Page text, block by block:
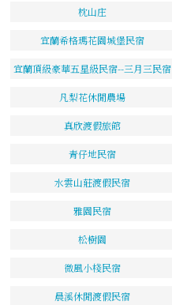
枕山庄
宜蘭希格瑪花園城堡民宿
宜蘭頂級豪華五星級民宿--三月三民宿
凡梨花休閒農場
真欣渡假旅館
青仔地民宿
水雲山莊渡假民宿
雅園民宿
松樹園
微風小棧民宿
晨溪休閒渡假民宿